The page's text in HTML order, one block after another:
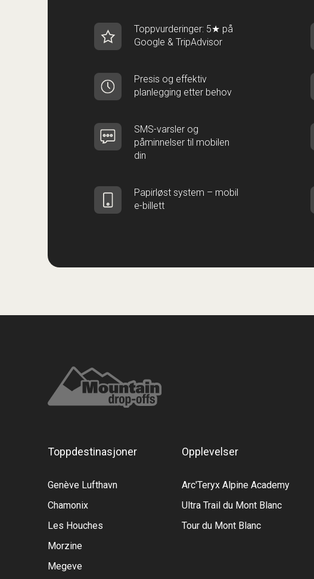
Toppvurderinger: 5★ på
Google & TripAdvisor
Presis og effektiv
planlegging etter behov
SMS-varsler og
påminnelser til mobilen
din
Papirløst system – mobil
e-billett
Toppdestinasjoner
Genève Lufthavn
Chamonix
Les Houches
Morzine
Megeve
Opplevelser
Arc'Teryx Alpine Academy
Ultra Trail du Mont Blanc
Tour du Mont Blanc